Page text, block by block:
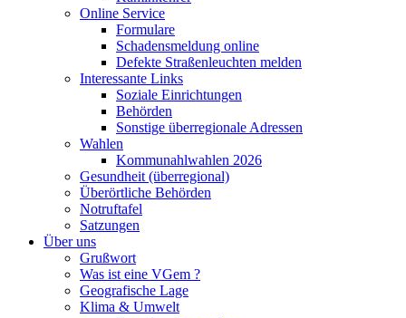
Online Service
Formulare
Schadensmeldung online
Defekte Straßenleuchten melden
Interessante Links
Soziale Einrichtungen
Behörden
Sonstige überregionale Adressen
Wahlen
Kommunahlwahlen 2026
Gesundheit (überregional)
Überörtliche Behörden
Notruftafel
Satzungen
Über uns
Grußwort
Was ist eine VGem ?
Geografische Lage
Klima & Umwelt